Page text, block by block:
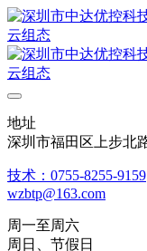
地址
深圳市福田区上步北
技术：0755-8255-9159
wzbtp@163.com
周一至周六
周日、节假日